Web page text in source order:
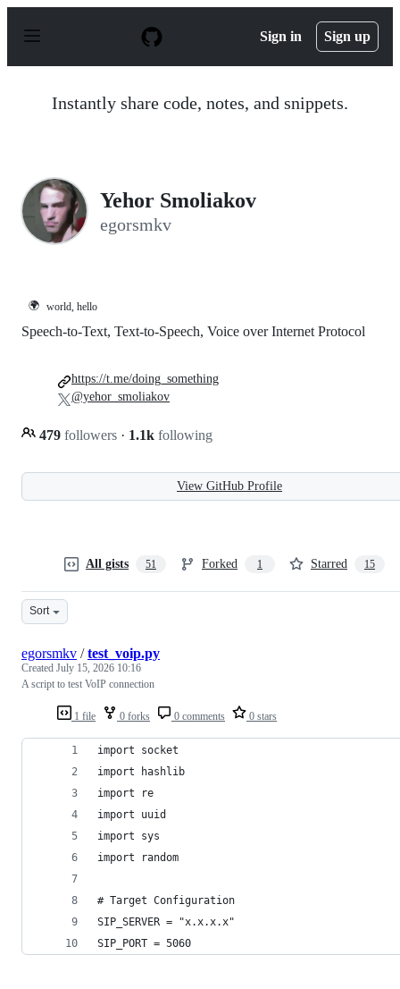
p
Sign in Sign up
Instantly share code, notes, and snippets.
Yehor Smoliakov
egorsmkv
🌍 world, hello
Speech-to-Text, Text-to-Speech, Voice over Internet Protocol
479 followers · 1.1k following
https://t.me/doing_something
@yehor_smoliakov
View GitHub Profile
All gists 51 Forked 1 Starred 15
Sort
1 file 0 forks 0 comments 0 stars
egorsmkv /test_voip.py
Created July 15, 2026 10:16
A script to test VoIP connection
import socket
import hashlib
import re
import uuid
import sys
import random
# Target Configuration
SIP_SERVER = "x.x.x.x"
SIP_PORT = 5060